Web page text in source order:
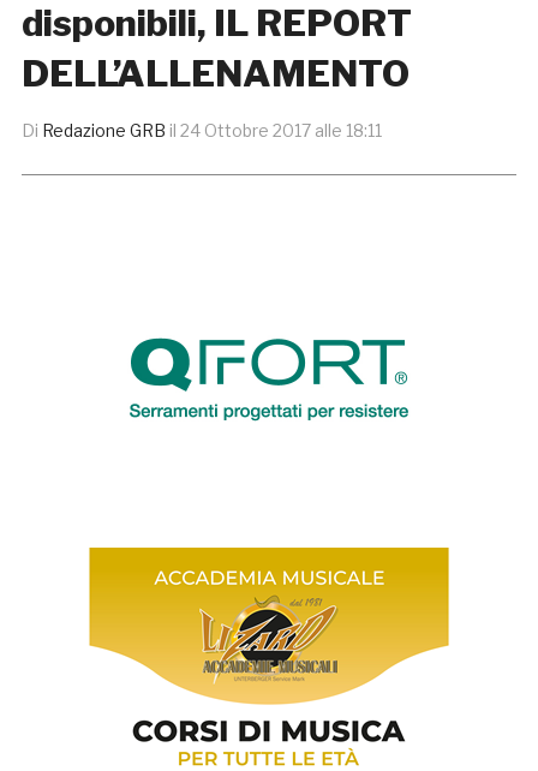
disponibili, IL REPORT
DELL’ALLENAMENTO
Di Redazione GRB il 24 Ottobre 2017 alle 18:11